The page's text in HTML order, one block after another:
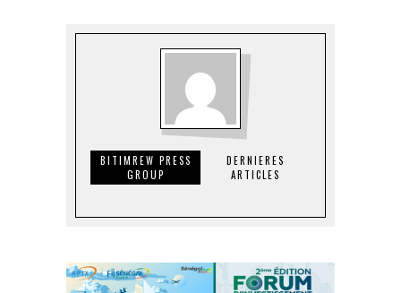
BITIMREW PRESS
GROUP
DERNIERES
ARTICLES